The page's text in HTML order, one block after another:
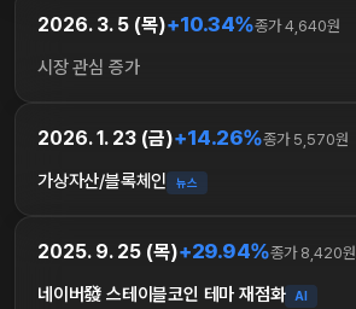
2026. 3. 5 (목)+10.34%종가 4,640원
시장 관심 증가
2026. 1. 23 (금)+14.26%종가 5,570원
가상자산/블록체인 뉴스
2025. 9. 25 (목)+29.94%종가 8,420원
네이버發 스테이블코인 테마 재점화 AI